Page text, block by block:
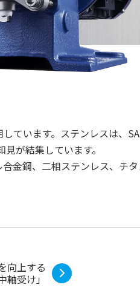
ています。ステンレスは、
が結集しています。
金鋼、二相ステンレス、チ
向上する
軸受け」